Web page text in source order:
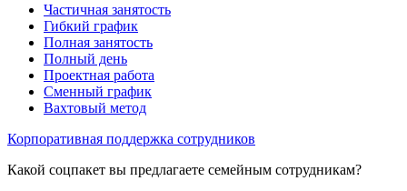
Частичная занятость
Гибкий график
Полная занятость
Полный день
Проектная работа
Сменный график
Вахтовый метод
Корпоративная поддержка сотрудников
Какой соцпакет вы предлагаете семейным сотрудникам?